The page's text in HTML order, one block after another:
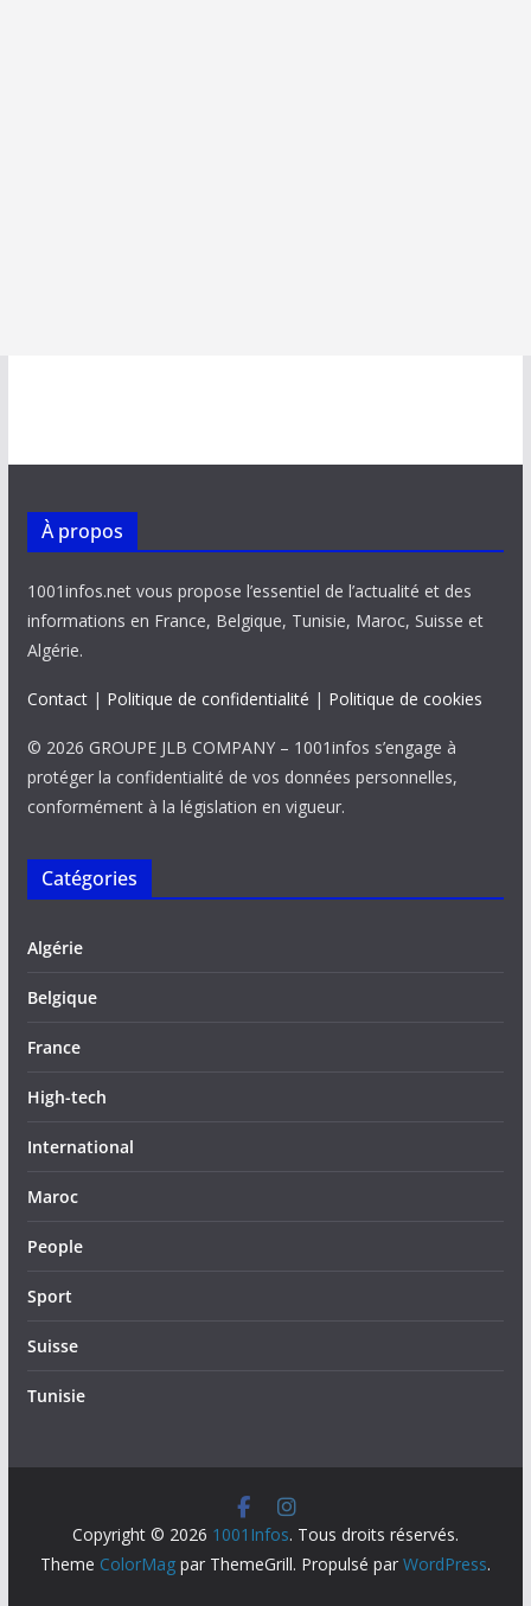
À propos
1001infos.net vous propose l’essentiel de l’actualité et des
informations en France, Belgique, Tunisie, Maroc, Suisse et
Algérie.
Contact| Politique de confidentialité | Politique de cookies
© 2026 GROUPE JLB COMPANY – 1001infos s’engage à
protéger la confidentialité de vos données personnelles,
conformément à la législation en vigueur.
Catégories
Algérie
Belgique
France
High-tech
International
Maroc
People
Sport
Suisse
Tunisie
Copyright © 2026 1001Infos. Tous droits réservés.
Theme ColorMagpar ThemeGrill. Propulsé par WordPress.